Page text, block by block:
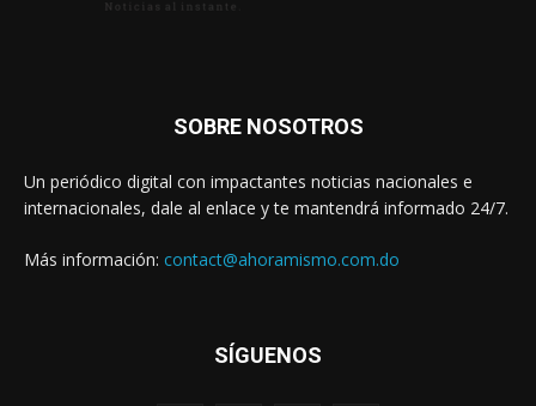
SOBRE NOSOTROS
Un periódico digital con impactantes noticias nacionales e
internacionales, dale al enlace y te mantendrá informado 24/7.
Más información: contact@ahoramismo.com.do
SÍGUENOS